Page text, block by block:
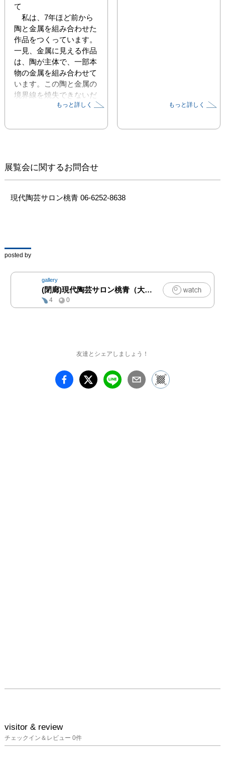
て
私は、7年ほど前から
陶と金属を組み合わせた
作品をつくっています。
一見、金属に見える作品
は、陶が主体で、一部本
物の金属を組み合わせて
います。この陶と金属の
境界線を焼失できないだ
ろうかと思っています。
代美術作品であり、工芸
ラフトの境界線、前衛と
伝統の境界線を焼失でき
ます。
もっと詳しく もっと詳しく
展覧会に関するお問合せ
現代陶芸サロン桃青 06-6252-8638
posted by
gallery
(閉廊)現代陶芸サロン桃青（大丸心斎橋） |クラフト
4
0
友達とシェアしましょう！
visitor & review
チェックイン＆レビュー 0件